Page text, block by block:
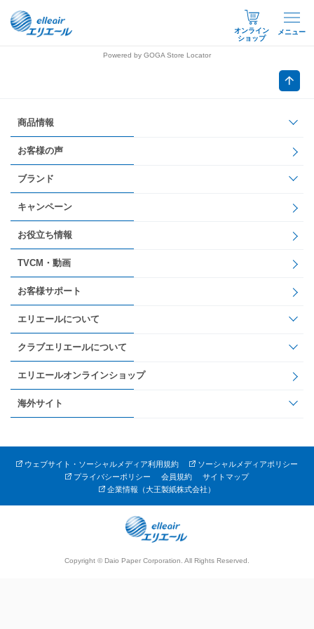
オンライン
ショップ
メニュー
Powered by GOGA Store Locator
商品情報
お客様の声
ブランド
キャンペーン
お役立ち情報
TVCM・動画
お客様サポート
エリエールについて
クラブエリエールについて
エリエールオンラインショップ
海外サイト
ウェブサイト・ソーシャルメディア利用規約
ソーシャルメディアポリシー
プライバシーポリシー
会員規約
サイトマップ
企業情報（大王製紙株式会社）
Copyright © Daio Paper Corporation. All Rights Reserved.